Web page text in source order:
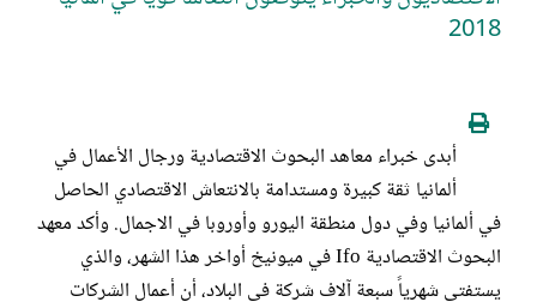
2018
أبدى خبراء معاهد البحوث الاقتصادية ورجال الأعمال في
ألمانيا ثقة كبيرة ومستدامة بالانتعاش الاقتصادي الحاصل
في ألمانيا وفي دول منطقة اليورو وأوروبا في الاجمال. وأكد معهد
البحوث الاقتصادية Ifo في ميونيخ أواخر هذا الشهر، والذي
يستفتي شهرياً سبعة آلاف شركة في البلاد، أن أعمال الشركات